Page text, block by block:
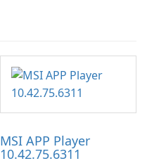
MSI APP Player
10.42.75.6311